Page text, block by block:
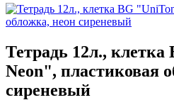
Тетрадь 12л., клетка
Neon", пластиковая
сиреневый